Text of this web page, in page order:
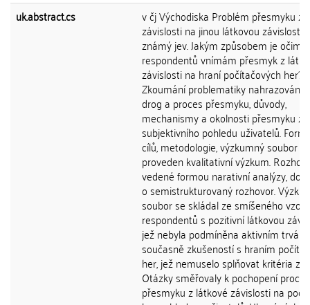
uk.abstract.cs
v čj Východiska Problém přesmyku z
závislosti na jinou látkovou závislost je
známý jev. Jakým způsobem je očima
respondentů vnímám přesmyk z
závislosti na hraní počítačových her?
Zkoumání problematiky nahrazování
drog a proces přesmyku, důvody,
mechanismy a okolnosti přesmyku ze
subjektivního pohledu uživatelů.
cílů, metodologie, výzkumný soubor
proveden kvalitativní výzkum.
vedené formou narativní analýzy,
o semistrukturovaný rozhovor.
soubor se skládal ze smíšeného
respondentů s pozitivní látkovou
jež nebyla podmíněna aktivním
současně zkušeností s hraním
her, jež nemuselo splňovat kritéria
Otázky směřovaly k pochopení
přesmyku z látkové závislosti na